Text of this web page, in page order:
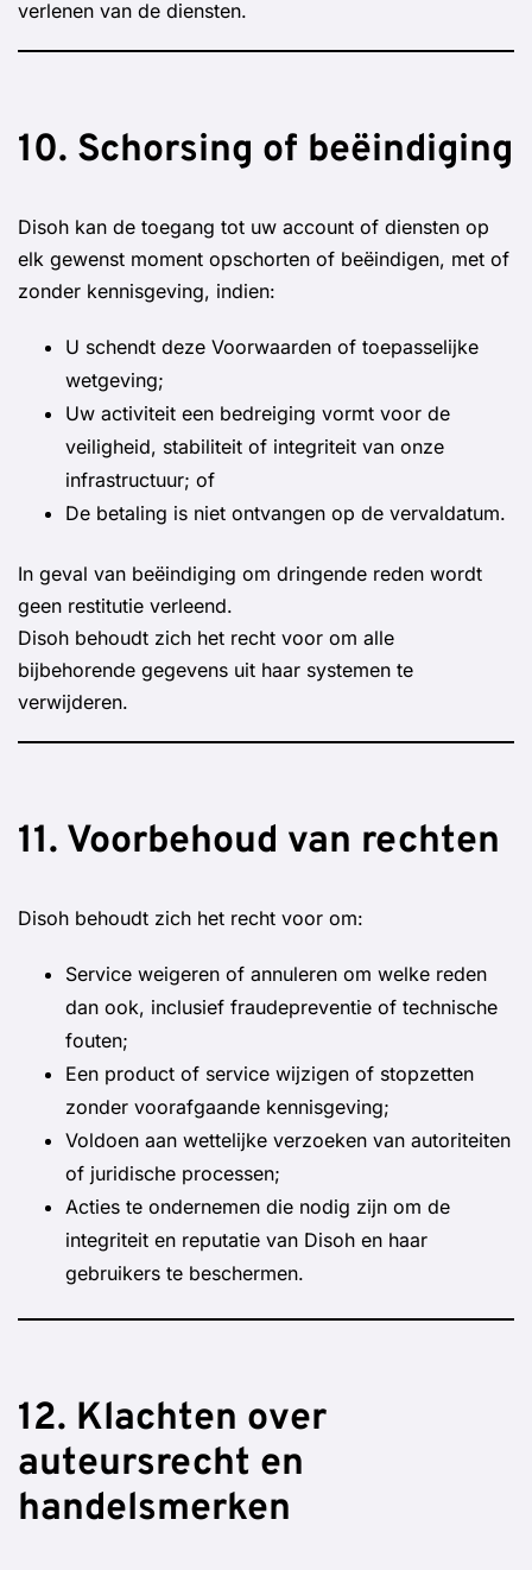
verlenen van de diensten.
10. Schorsing of beëindiging
Disoh kan de toegang tot uw account of diensten op
elk gewenst moment opschorten of beëindigen, met of
zonder kennisgeving, indien:
U schendt deze Voorwaarden of toepasselijke
wetgeving;
Uw activiteit een bedreiging vormt voor de
veiligheid, stabiliteit of integriteit van onze
infrastructuur; of
De betaling is niet ontvangen op de vervaldatum.
In geval van beëindiging om dringende reden wordt
geen restitutie verleend.
Disoh behoudt zich het recht voor om alle
bijbehorende gegevens uit haar systemen te
verwijderen.
11. Voorbehoud van rechten
Disoh behoudt zich het recht voor om:
Service weigeren of annuleren om welke reden
dan ook, inclusief fraudepreventie of technische
fouten;
Een product of service wijzigen of stopzetten
zonder voorafgaande kennisgeving;
Voldoen aan wettelijke verzoeken van autoriteiten
of juridische processen;
Acties te ondernemen die nodig zijn om de
integriteit en reputatie van Disoh en haar
gebruikers te beschermen.
12. Klachten over
auteursrecht en
handelsmerken